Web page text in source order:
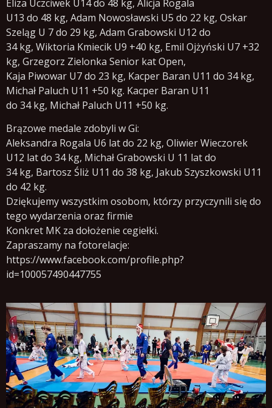
Eliza Uczciwek U14 do 48 kg, Alicja Rogala
U13 do 48 kg, Adam Nowosławski U5 do 22 kg, Oskar
Szeląg U 7 do 29 kg, Adam Grabowski U12 do
34 kg, Wiktoria Kmiecik U9 +40 kg, Emil Ojżyński U7 +32
kg, Grzegorz Zielonka Senior kat Open,
Kaja Piwowar U7 do 23 kg, Kacper Baran U11 do 34 kg,
Michał Paluch U11 +50 kg. Kacper Baran U11
do 34 kg, Michał Paluch U11 +50 kg.
Brązowe medale zdobyli w Gi:
Aleksandra Rogala U6 lat do 22 kg, Oliwier Wieczorek
U12 lat do 34 kg, Michał Grabowski U 11 lat do
34 kg, Bartosz Śliż U11 do 38 kg, Jakub Szyszkowski U11
do 42 kg.
Dziękujemy wszystkim osobom, którzy przyczynili się do
tego wydarzenia oraz firmie
Konkret MK za dołożenie cegiełki.
Zapraszamy na fotorelacje:
https://www.facebook.com/profile.php?
id=100057490447755